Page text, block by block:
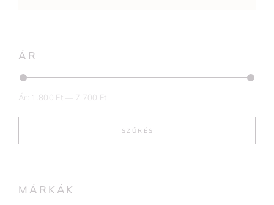
ÁR
SZŰRÉS
Ár: 1.800 Ft 7.700 Ft
MÁRKÁK